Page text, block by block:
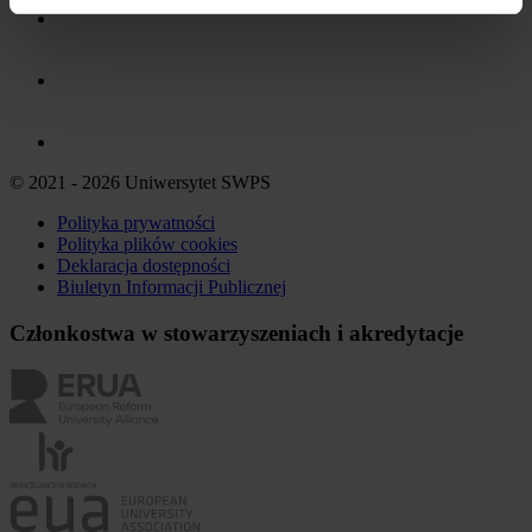
© 2021 - 2026 Uniwersytet SWPS
Polityka prywatności
Polityka plików cookies
Deklaracja dostępności
Biuletyn Informacji Publicznej
Członkostwa w stowarzyszeniach i akredytacje